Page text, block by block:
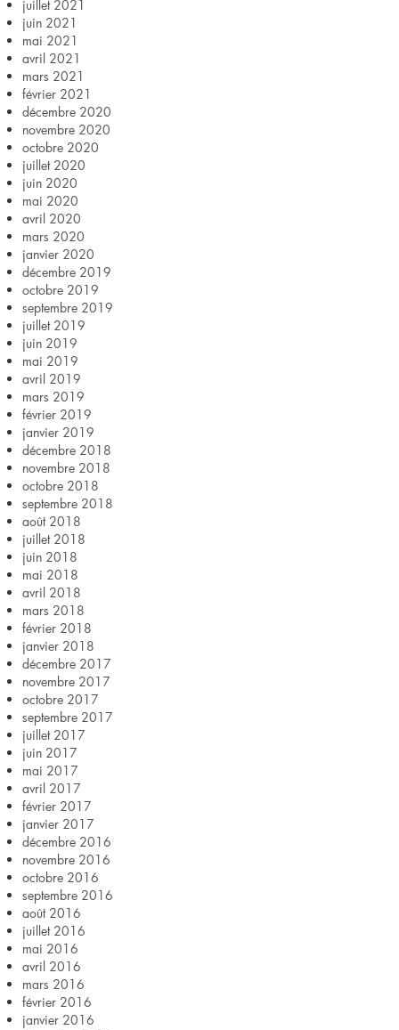
juillet 2021
juin 2021
mai 2021
avril 2021
mars 2021
février 2021
décembre 2020
novembre 2020
octobre 2020
juillet 2020
juin 2020
mai 2020
avril 2020
mars 2020
janvier 2020
décembre 2019
octobre 2019
septembre 2019
juillet 2019
juin 2019
mai 2019
avril 2019
mars 2019
février 2019
janvier 2019
décembre 2018
novembre 2018
octobre 2018
septembre 2018
août 2018
juillet 2018
juin 2018
mai 2018
avril 2018
mars 2018
février 2018
janvier 2018
décembre 2017
novembre 2017
octobre 2017
septembre 2017
juillet 2017
juin 2017
mai 2017
avril 2017
février 2017
janvier 2017
décembre 2016
novembre 2016
octobre 2016
septembre 2016
août 2016
juillet 2016
mai 2016
avril 2016
mars 2016
février 2016
janvier 2016